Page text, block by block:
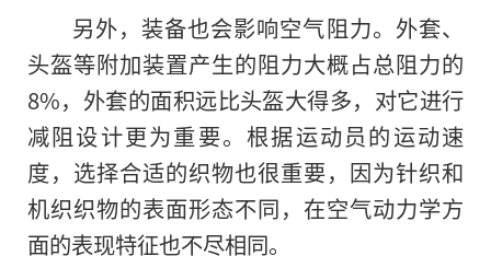
另外，装备也会影响空气阻力。外套、
头盔等附加装置产生的阻力大概占总阻力的
8%，外套的面积远比头盔大得多，对它进行
减阻设计更为重要。根据运动员的运动速
度，选择合适的织物也很重要，因为针织和
机织织物的表面形态不同，在空气动力学方
面的表现特征也不尽相同。